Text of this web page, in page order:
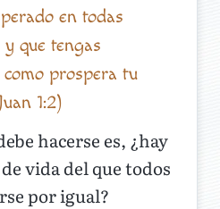
en todas
y que tengas
como prospera tu
1:2)
hacerse es, ¿hay
vida del que todos
por igual?